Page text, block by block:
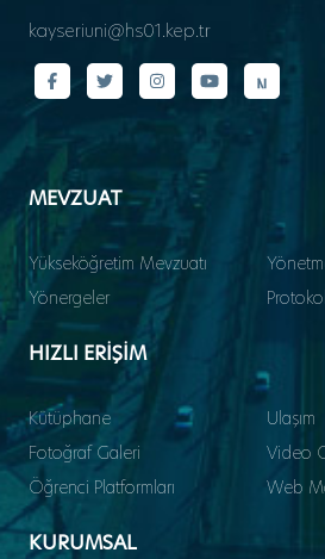
kayseriuni@hs01.kep.tr
MEVZUAT
Yükseköğretim Mevzuatı
Yönergeler
HIZLI ERİŞİM
Kütüphane
Ulaşım
Fotoğraf Galeri
Video
Öğrenci Platformları
Web
KURUMSAL